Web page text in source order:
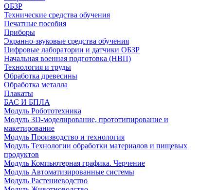
ОБЗР
Технические средства обучения
Печатные пособия
Приборы
Экранно-звуковые средства обучения
Цифровые лаборатории и датчики ОБЗР
Начальная военная подготовка (НВП)
Технология и труды
Обработка древесины
Обработка металла
Плакаты
БАС И БПЛА
Модуль Робототехника
Модуль 3D-моделирование, прототипирование и
макетирование
Модуль Производство и технология
Модуль Технологии обработки материалов и пищевых
продуктов
Модуль Компьютерная графика. Черчение
Модуль Автоматизированные системы
Модуль Растениеводство